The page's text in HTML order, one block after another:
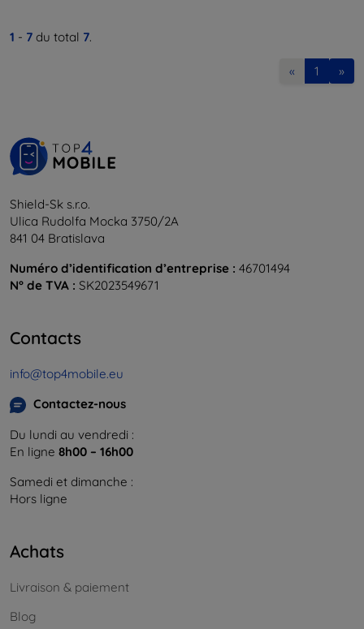
1 - 7 du total 7.
« 1 »
Shield-Sk s.r.o.
Ulica Rudolfa Mocka 3750/2A
841 04 Bratislava
Numéro d’identification d’entreprise : 46701494
N° de TVA : SK2023549671
Contacts
info@top4mobile.eu
Contactez-nous
Du lundi au vendredi :
En ligne 8h00 – 16h00
Samedi et dimanche :
Hors ligne
Achats
Livraison & paiement
Blog